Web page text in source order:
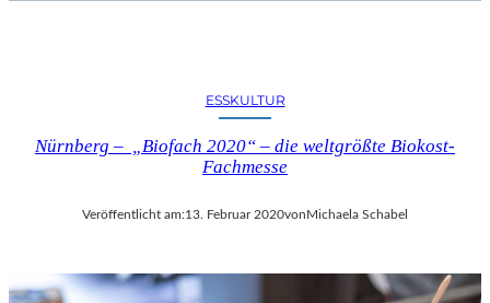
ESSKULTUR
Nürnberg – „Biofach 2020“ – die weltgrößte Biokost-
Fachmesse
Veröffentlicht am:13. Februar 2020vonMichaela Schabel